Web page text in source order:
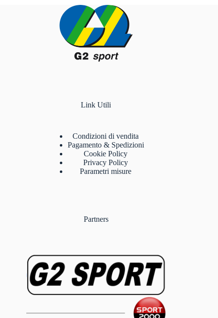
Link Utili
Condizioni di vendita
Pagamento & Spedizioni
Cookie Policy
Privacy Policy
Parametri misure
Partners